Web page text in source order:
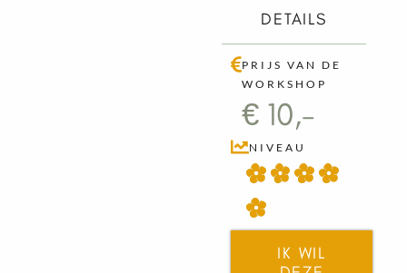
DETAILS
PRIJS VAN DE
WORKSHOP
€ 10,-
NIVEAU
IK WIL